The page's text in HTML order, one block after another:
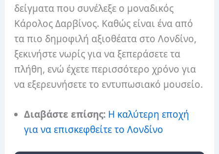
δείγματα που συνέλεξε ο μοναδικός
Κάρολος Δαρβίνος. Καθώς είναι ένα από
τα πιο δημοφιλή αξιοθέατα στο Λονδίνο,
ξεκινήστε νωρίς για να ξεπεράσετε τα
πλήθη, ενώ έχετε περισσότερο χρόνο για
να εξερευνήσετε το εντυπωσιακό μουσείο.
Διαβάστε επίσης: Η καλύτερη εποχή
για να επισκεφθείτε το Λονδίνο